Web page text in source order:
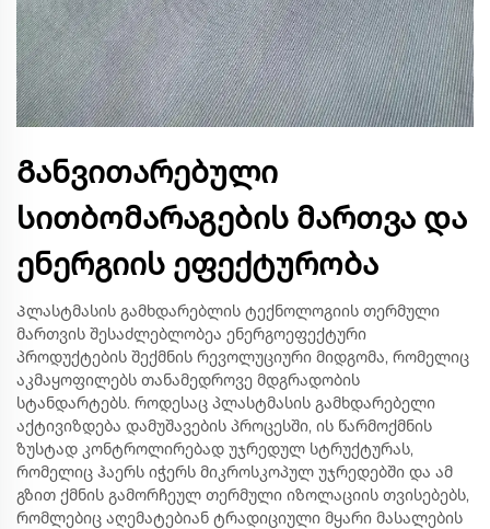
Განვითარებული
სითბომარაგების მართვა და
ენერგიის ეფექტურობა
Პლასტმასის გამხდარებლის ტექნოლოგიის თერმული
მართვის შესაძლებლობეა ენერგოეფექტური
პროდუქტების შექმნის რევოლუციური მიდგომა, რომელიც
აკმაყოფილებს თანამედროვე მდგრადობის
სტანდარტებს. როდესაც პლასტმასის გამხდარებელი
აქტივიზდება დამუშავების პროცესში, ის წარმოქმნის
ზუსტად კონტროლირებად უჯრედულ სტრუქტურას,
რომელიც ჰაერს იჭერს მიკროსკოპულ უჯრედებში და ამ
გზით ქმნის გამორჩეულ თერმული იზოლაციის თვისებებს,
რომლებიც აღემატებიან ტრადიციული მყარი მასალების